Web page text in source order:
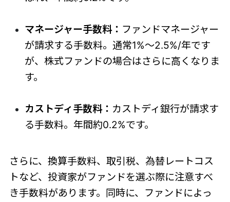
マネージャー手数料： ファンドマネージャー
が請求する手数料。通常1%～2.5%/年です
が、株式ファンドの場合はさらに高くなりま
す。
カストディ手数料： カストディ銀行が請求す
る手数料。年間約0.2%です。
さらに、換算手数料、取引税、為替レートコス
トなど、投資家がファンドを選ぶ際に注意すべ
き手数料があります。同時に、ファンドによっ